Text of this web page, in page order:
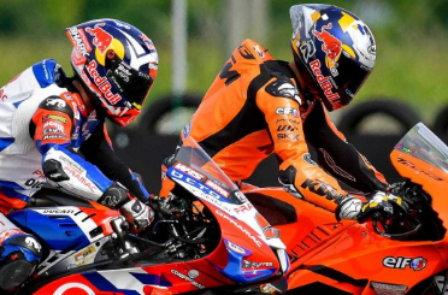
Bretagne